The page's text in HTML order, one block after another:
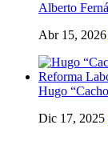
Alberto
Abr 15, 2026
Hugo
Dic 17, 2025